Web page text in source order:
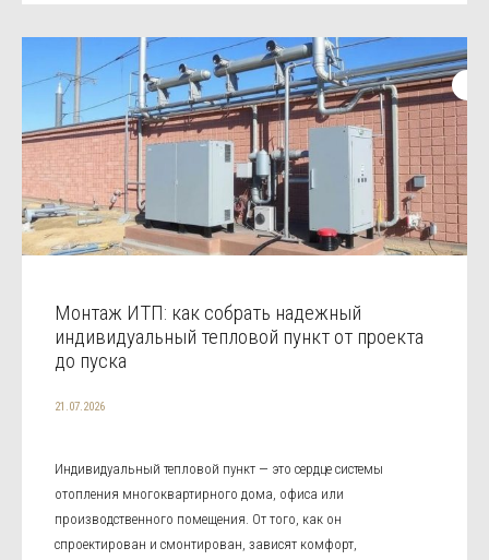
Монтаж ИТП: как собрать надежный
индивидуальный тепловой пункт от проекта
до пуска
21.07.2026
Индивидуальный тепловой пункт — это сердце системы
отопления многоквартирного дома, офиса или
производственного помещения. От того, как он
спроектирован и смонтирован, зависят комфорт,